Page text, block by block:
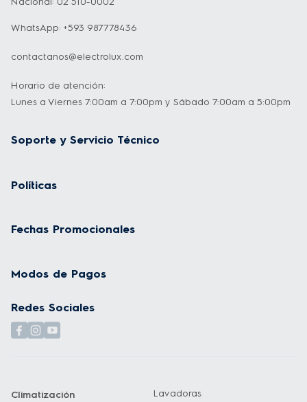
WhatsApp: +593 987778436
contactanos@electrolux.com
Horario de atención:
Lunes a Viernes 7:00am a 7:00pm y Sábado 7:00am a 5:00pm
Soporte y Servicio Técnico
Políticas
Fechas Promocionales
Modos de Pagos
Redes Sociales
Climatización
Lavadoras